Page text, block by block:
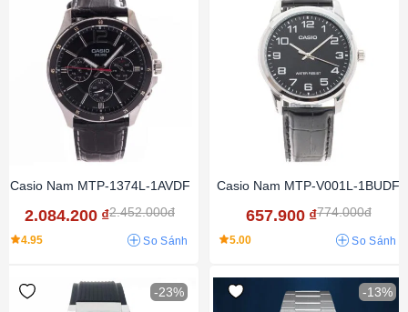
Casio Nam MTP-1374L-1AVDF
2.084.200 ₫2.452.000đ
4.95 So Sánh
Casio Nam MTP-V001L-1BUDF
657.900 ₫774.000đ
5.00 So Sánh
-23% -13%